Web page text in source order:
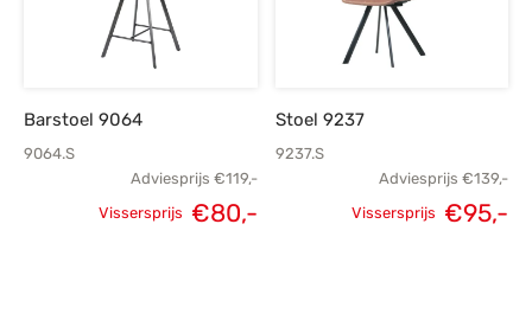
Barstoel 9064
9064.S
Adviesprijs €119,-
Vissersprijs €80,-
Stoel 9237
9237.S
Adviesprijs €139,-
Oorspronkelijke
Vissersprijs €95,-